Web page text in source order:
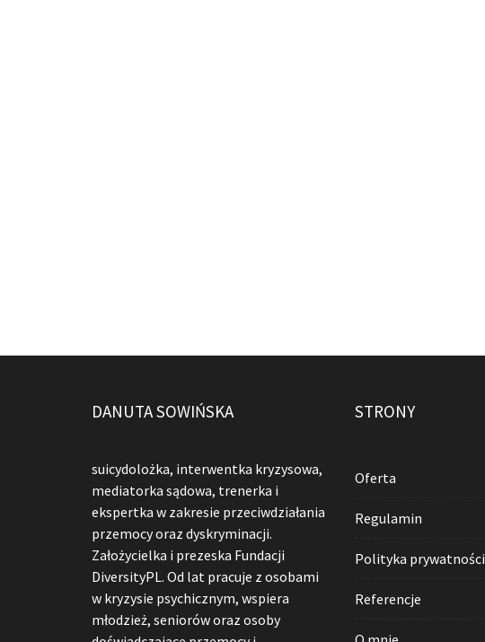
DANUTA SOWIŃSKA
suicydolożka, interwentka kryzysowa,
mediatorka sądowa, trenerka i
ekspertka w zakresie przeciwdziałania
przemocy oraz dyskryminacji.
Założycielka i prezeska Fundacji
DiversityPL. Od lat pracuje z osobami
w kryzysie psychicznym, wspiera
młodzież, seniorów oraz osoby
STRONY
Oferta
Regulamin
Polityka prywatności
Referencje